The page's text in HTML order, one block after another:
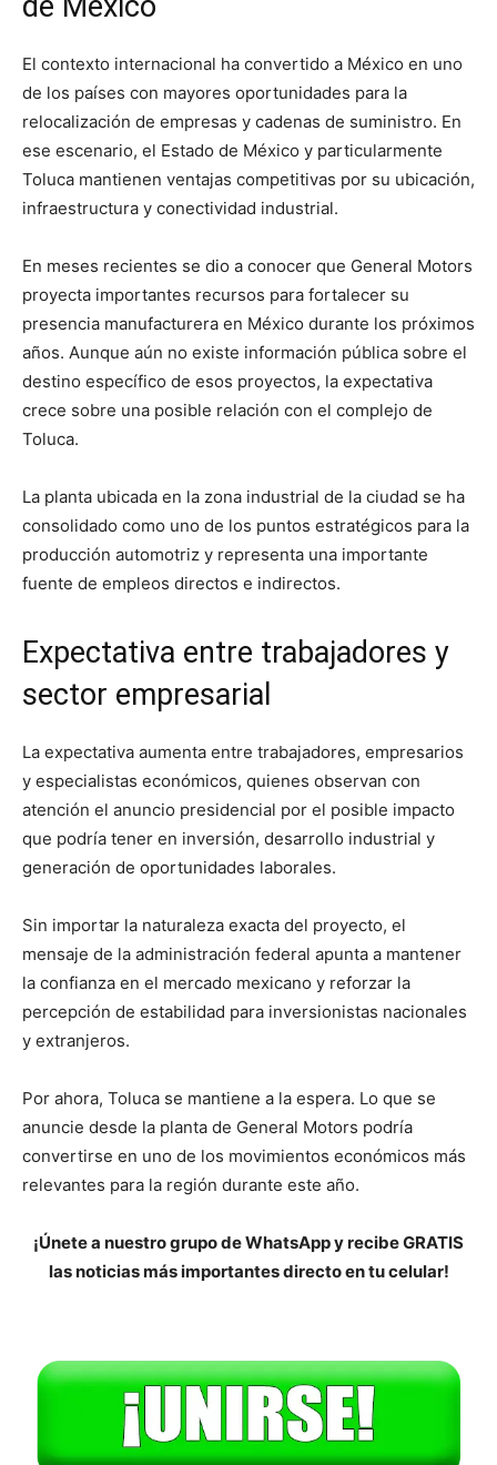
El contexto internacional ha convertido a México en uno
de los países con mayores oportunidades para la
relocalización de empresas y cadenas de suministro. En
ese escenario, el Estado de México y particularmente
Toluca mantienen ventajas competitivas por su ubicación,
infraestructura y conectividad industrial.
En meses recientes se dio a conocer que General Motors
proyecta importantes recursos para fortalecer su
presencia manufacturera en México durante los próximos
años. Aunque aún no existe información pública sobre el
destino específico de esos proyectos, la expectativa
crece sobre una posible relación con el complejo de
Toluca.
La planta ubicada en la zona industrial de la ciudad se ha
consolidado como uno de los puntos estratégicos para la
producción automotriz y representa una importante
fuente de empleos directos e indirectos.
Expectativa entre trabajadores y
sector empresarial
La expectativa aumenta entre trabajadores, empresarios
y especialistas económicos, quienes observan con
atención el anuncio presidencial por el posible impacto
que podría tener en inversión, desarrollo industrial y
generación de oportunidades laborales.
Sin importar la naturaleza exacta del proyecto, el
mensaje de la administración federal apunta a mantener
la confianza en el mercado mexicano y reforzar la
percepción de estabilidad para inversionistas nacionales
y extranjeros.
Por ahora, Toluca se mantiene a la espera. Lo que se
anuncie desde la planta de General Motors podría
convertirse en uno de los movimientos económicos más
relevantes para la región durante este año.
¡Únete a nuestro grupo de WhatsApp y recibe GRATIS
las noticias más importantes directo en tu celular!